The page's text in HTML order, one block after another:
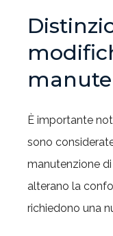
È importante
sono
manutenzione
alterano la
richiedono una